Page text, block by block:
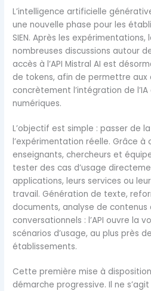
L’intelligence artificielle
une nouvelle phase pour les
SIEN. Après les
nombreuses discussions autour
accès à l’API Mistral AI est
de tokens, afin de permettre aux
concrètement l’intégration de
numériques.
L’objectif est simple : passer de
l’expérimentation réelle. Grâce à
enseignants, chercheurs et
tester des cas d’usage
applications, leurs services ou
travail. Génération de texte,
documents, analyse de contenus
conversationnels : l’API ouvre la
scénarios d’usage, au plus près
établissements.
Cette première mise à disposition
démarche progressive. Il ne